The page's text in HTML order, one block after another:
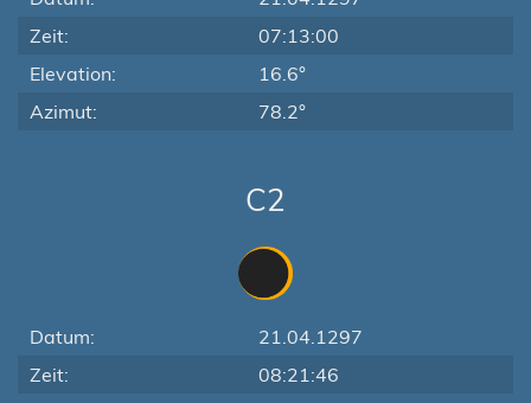
Zeit:
07:13:00
Elevation:
16.6°
Azimut:
78.2°
C2
Datum:
21.04.1297
Zeit:
08:21:46